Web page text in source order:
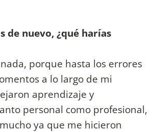
de nuevo, ¿qué harías
porque hasta los errores
a lo largo de mi
aprendizaje y
personal como profesional,
ya que me hicieron